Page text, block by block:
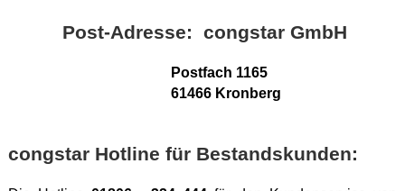
Post-Adresse: congstar GmbH
Postfach 1165
61466 Kronberg
congstar Hotline für Bestandskunden: